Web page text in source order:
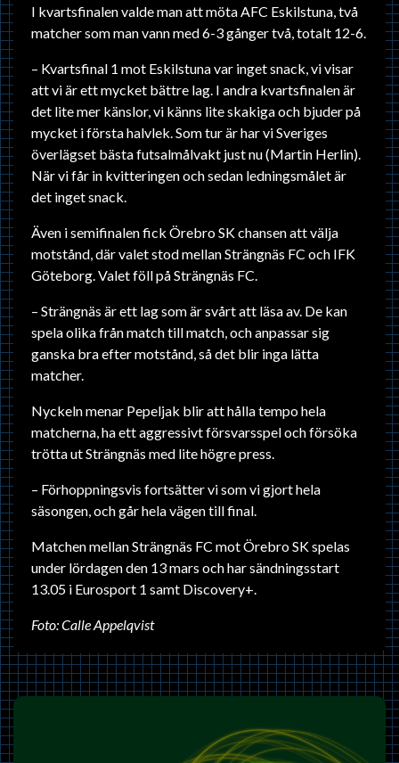
I kvartsfinalen valde man att möta AFC Eskilstuna, två
matcher som man vann med 6-3 gånger två, totalt 12-6.
– Kvartsfinal 1 mot Eskilstuna var inget snack, vi visar
att vi är ett mycket bättre lag. I andra kvartsfinalen är
det lite mer känslor, vi känns lite skakiga och bjuder på
mycket i första halvlek. Som tur är har vi Sveriges
överlägset bästa futsalmålvakt just nu (Martin Herlin).
När vi får in kvitteringen och sedan ledningsmålet är
det inget snack.
Även i semifinalen fick Örebro SK chansen att välja
motstånd, där valet stod mellan Strängnäs FC och IFK
Göteborg. Valet föll på Strängnäs FC.
– Strängnäs är ett lag som är svårt att läsa av. De kan
spela olika från match till match, och anpassar sig
ganska bra efter motstånd, så det blir inga lätta
matcher.
Nyckeln menar Pepeljak blir att hålla tempo hela
matcherna, ha ett aggressivt försvarsspel och försöka
trötta ut Strängnäs med lite högre press.
– Förhoppningsvis fortsätter vi som vi gjort hela
säsongen, och går hela vägen till final.
Matchen mellan Strängnäs FC mot Örebro SK spelas
under lördagen den 13 mars och har sändningsstart
13.05 i Eurosport 1 samt Discovery+.
Foto: Calle Appelqvist